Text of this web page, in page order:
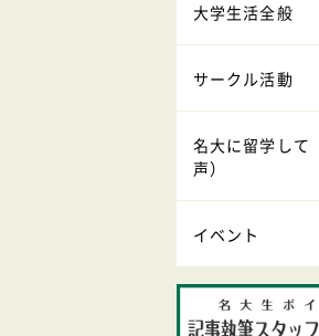
大学生活全般
サークル活動
名大に留学して
声）
イベント